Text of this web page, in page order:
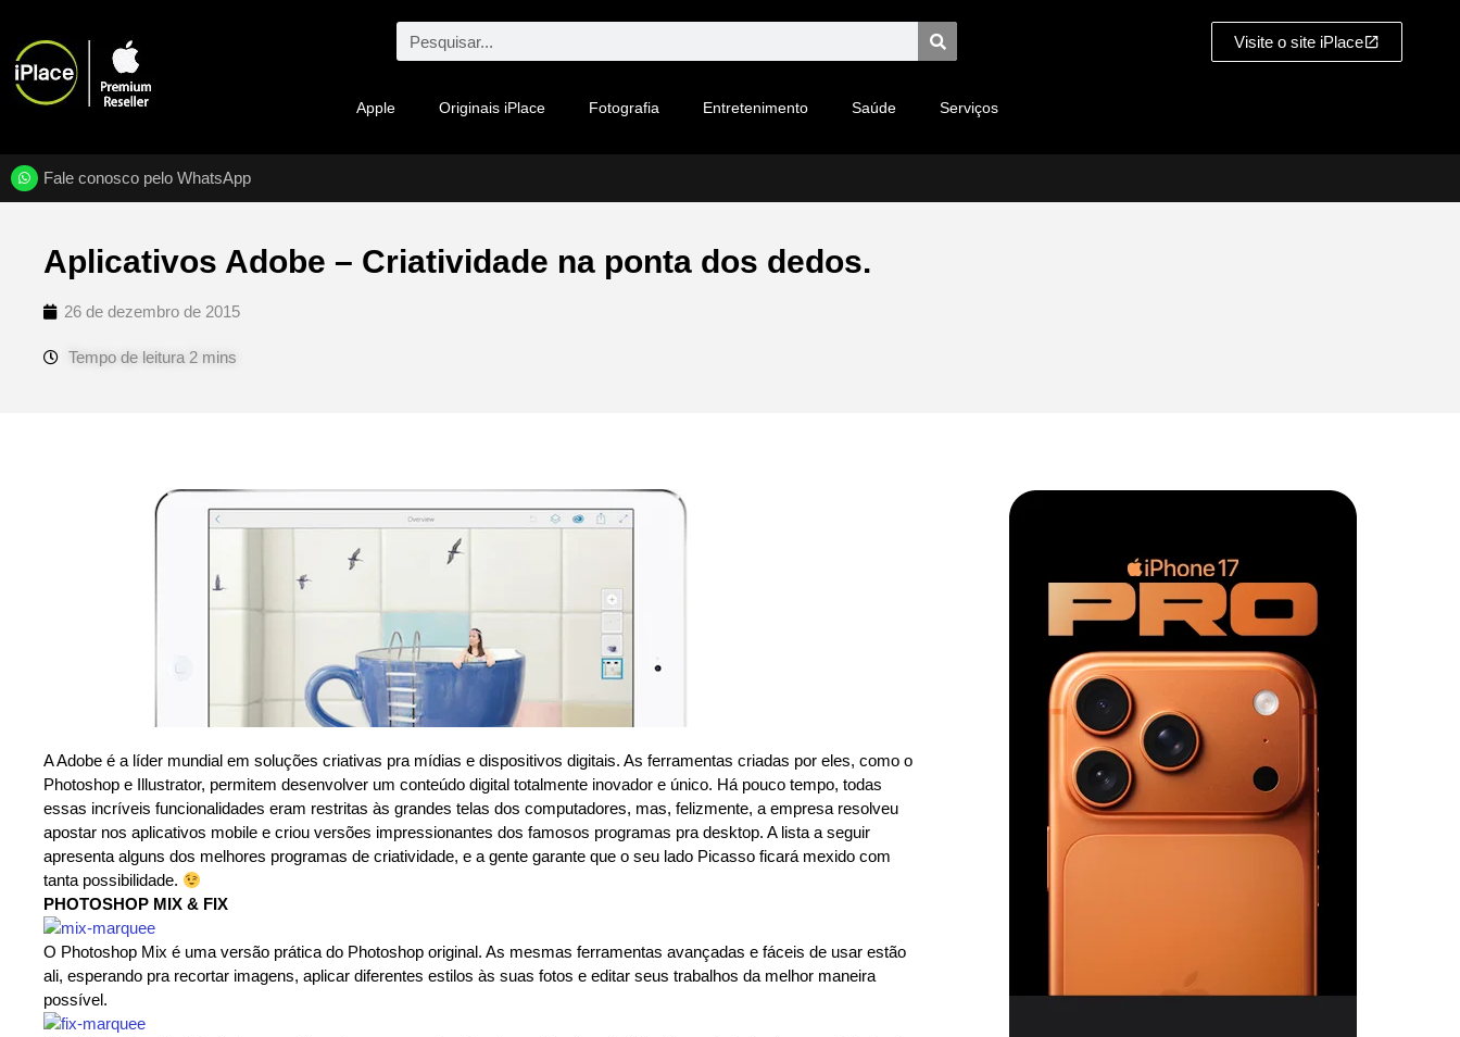
Apple Originais iPlace Fotografia Entretenimento Saúde Serviços
Visite o site iPlace
Fale conosco pelo WhatsApp
Aplicativos Adobe – Criatividade na ponta dos dedos.
26 de dezembro de 2015
A Adobe é a líder mundial em soluções criativas pra mídias e dispositivos digitais. As ferramentas criadas por eles, como o
Photoshop e Illustrator, permitem desenvolver um conteúdo digital totalmente inovador e único. Há pouco tempo, todas
essas incríveis funcionalidades eram restritas às grandes telas dos computadores, mas, felizmente, a empresa resolveu
apostar nos aplicativos mobile e criou versões impressionantes dos famosos programas pra desktop. A lista a seguir
apresenta alguns dos melhores programas de criatividade, e a gente garante que o seu lado Picasso ficará mexido com
tanta possibilidade.
PHOTOSHOP MIX & FIX
O Photoshop Mix é uma versão prática do Photoshop original. As mesmas ferramentas avançadas e fáceis de usar estão
ali, esperando pra recortar imagens, aplicar diferentes estilos às suas fotos e editar seus trabalhos da melhor maneira
possível.